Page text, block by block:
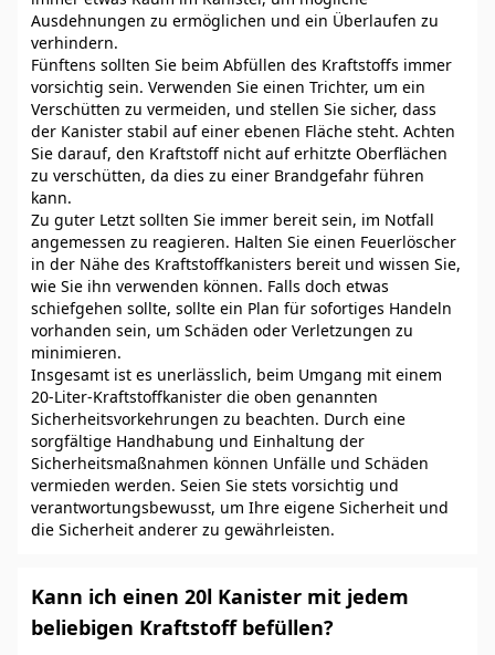
Ausdehnungen zu ermöglichen und ein Überlaufen zu
verhindern.
Fünftens sollten Sie beim Abfüllen des Kraftstoffs immer
vorsichtig sein. Verwenden Sie einen Trichter, um ein
Verschütten zu vermeiden, und stellen Sie sicher, dass
der Kanister stabil auf einer ebenen Fläche steht. Achten
Sie darauf, den Kraftstoff nicht auf erhitzte Oberflächen
zu verschütten, da dies zu einer Brandgefahr führen
kann.
Zu guter Letzt sollten Sie immer bereit sein, im Notfall
angemessen zu reagieren. Halten Sie einen Feuerlöscher
in der Nähe des Kraftstoffkanisters bereit und wissen Sie,
wie Sie ihn verwenden können. Falls doch etwas
schiefgehen sollte, sollte ein Plan für sofortiges Handeln
vorhanden sein, um Schäden oder Verletzungen zu
minimieren.
Insgesamt ist es unerlässlich, beim Umgang mit einem
20-Liter-Kraftstoffkanister die oben genannten
Sicherheitsvorkehrungen zu beachten. Durch eine
sorgfältige Handhabung und Einhaltung der
Sicherheitsmaßnahmen können Unfälle und Schäden
vermieden werden. Seien Sie stets vorsichtig und
verantwortungsbewusst, um Ihre eigene Sicherheit und
die Sicherheit anderer zu gewährleisten.
Kann ich einen 20l Kanister mit jedem
beliebigen Kraftstoff befüllen?